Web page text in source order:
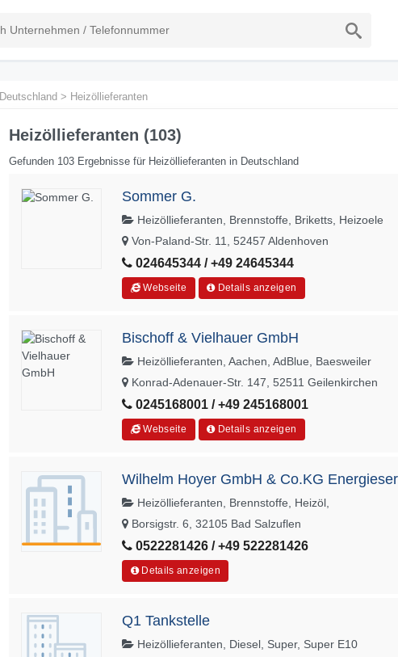
Deutschland > Heizöllieferanten
Heizöllieferanten (103)
Gefunden 103 Ergebnisse für Heizöllieferanten in Deutschland
Sommer G.
Heizöllieferanten, Brennstoffe, Briketts, Heizoele
Von-Paland-Str. 11, 52457 Aldenhoven
024645344 / +49 24645344
Webseite Details anzeigen
Bischoff & Vielhauer GmbH
Heizöllieferanten, Aachen, AdBlue, Baesweiler
Konrad-Adenauer-Str. 147, 52511 Geilenkirchen
0245168001 / +49 245168001
Webseite Details anzeigen
Wilhelm Hoyer GmbH & Co.KG
Heizöllieferanten, Brennstoffe, Heizöl,
Borsigstr. 6, 32105 Bad Salzuflen
0522281426 / +49 522281426
Details anzeigen
Q1 Tankstelle
Heizöllieferanten, Diesel, Super, Super E10